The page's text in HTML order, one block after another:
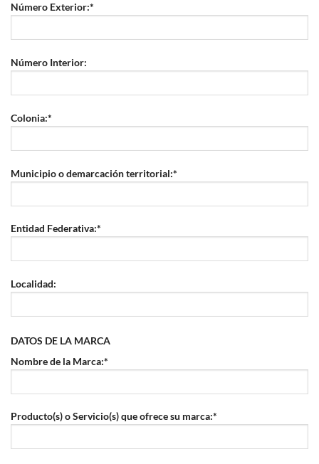
Número Exterior:*
Número Interior:
Colonia:*
Municipio o demarcación territorial:*
Entidad Federativa:*
Localidad:
DATOS DE LA MARCA
Nombre de la Marca:*
Producto(s) o Servicio(s) que ofrece su marca:*